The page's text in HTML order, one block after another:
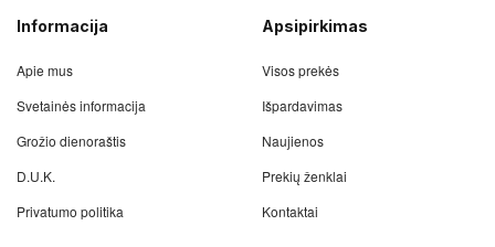
Informacija
Apie mus
Svetainės informacija
Grožio dienoraštis
D.U.K.
Privatumo politika
Apsipirkimas
Visos prekės
Išpardavimas
Naujienos
Prekių ženklai
Kontaktai